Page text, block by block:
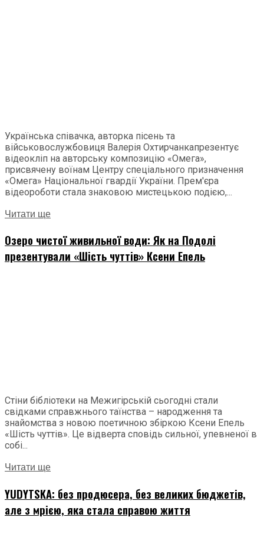
Українська співачка, авторка пісень та
військовослужбовиця Валерія Охтирчанкапрезентує
відеокліп на авторську композицію «Омега»,
присвячену воїнам Центру спеціального призначення
«Омега» Національної гвардії України. Прем'єра
відеороботи стала знаковою мистецькою подією,...
Читати ще
Озеро чистої живильної води: Як на Подолі
презентували «Шість чуттів» Ксени Епель
Стіни бібліотеки на Межигірській сьогодні стали
свідками справжнього таїнства – народження та
знайомства з новою поетичною збіркою Ксени Епель
«Шість чуттів». Це відверта сповідь сильної, упевненої в
собі...
Читати ще
YUDYTSKA: без продюсера, без великих бюджетів,
але з мрією, яка стала справою життя